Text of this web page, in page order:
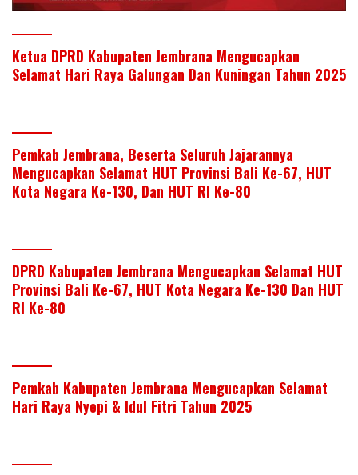
Ketua DPRD Kabupaten Jembrana Mengucapkan
Selamat Hari Raya Galungan Dan Kuningan Tahun 2025
Pemkab Jembrana, Beserta Seluruh Jajarannya
Mengucapkan Selamat HUT Provinsi Bali Ke-67, HUT
Kota Negara Ke-130, Dan HUT RI Ke-80
DPRD Kabupaten Jembrana Mengucapkan Selamat HUT
Provinsi Bali Ke-67, HUT Kota Negara Ke-130 Dan HUT
RI Ke-80
Pemkab Kabupaten Jembrana Mengucapkan Selamat
Hari Raya Nyepi & Idul Fitri Tahun 2025